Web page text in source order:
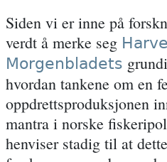
Siden vi er inne på
verdt å merke seg
Morgenbladets
hvordan tankene om en
oppdrettsproduksjonen
mantra i norske
henviser stadig til at